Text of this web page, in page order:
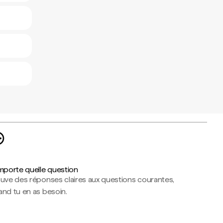
quelle question
des réponses claires aux questions courantes,
tu en as besoin.